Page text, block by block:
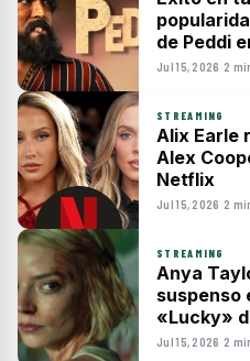
de Peddi
Jul 15, 2026 ·2
STREAMING
Alix Earle
Alex
Netflix
Jul 15, 2026 ·2
STREAMING
Anya
suspenso
«Lucky»
Jul 15, 2026 ·2